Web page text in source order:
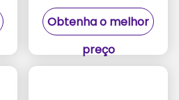
brinquedos
masturbadores
Obtenha o melhor
preço